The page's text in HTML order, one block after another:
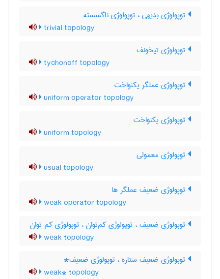
توپولوژی بدیهی ، توپولوژی ناگسسته
trivial topology
توپولوژی تیخونف
tychonoff topology
توپولوژی عملگر یکنواخت
uniform operator topology
توپولوژی یکنواخت
uniform topology
توپولوژی معمولی
usual topology
توپولوژی ضعیف عملگر ها
weak operator topology
توپولوژی ضعیف ، توپولوژی کم‌توان ، توپولوژی کم توان
weak topology
توپولوژی ضعیف ستاره ، توپولوژی ضعیف*
weak* topology